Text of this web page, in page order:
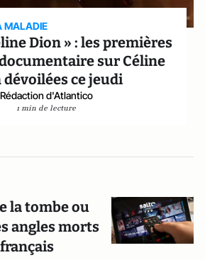
MALADIE
Dion » : les premières
sur Céline
dévoilées ce jeudi
Rédaction d'Atlantico
1 min de lecture
la tombe ou
angles morts